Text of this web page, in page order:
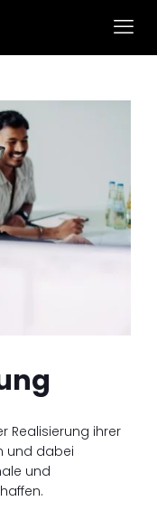
Realisierung ihrer
und dabei
und